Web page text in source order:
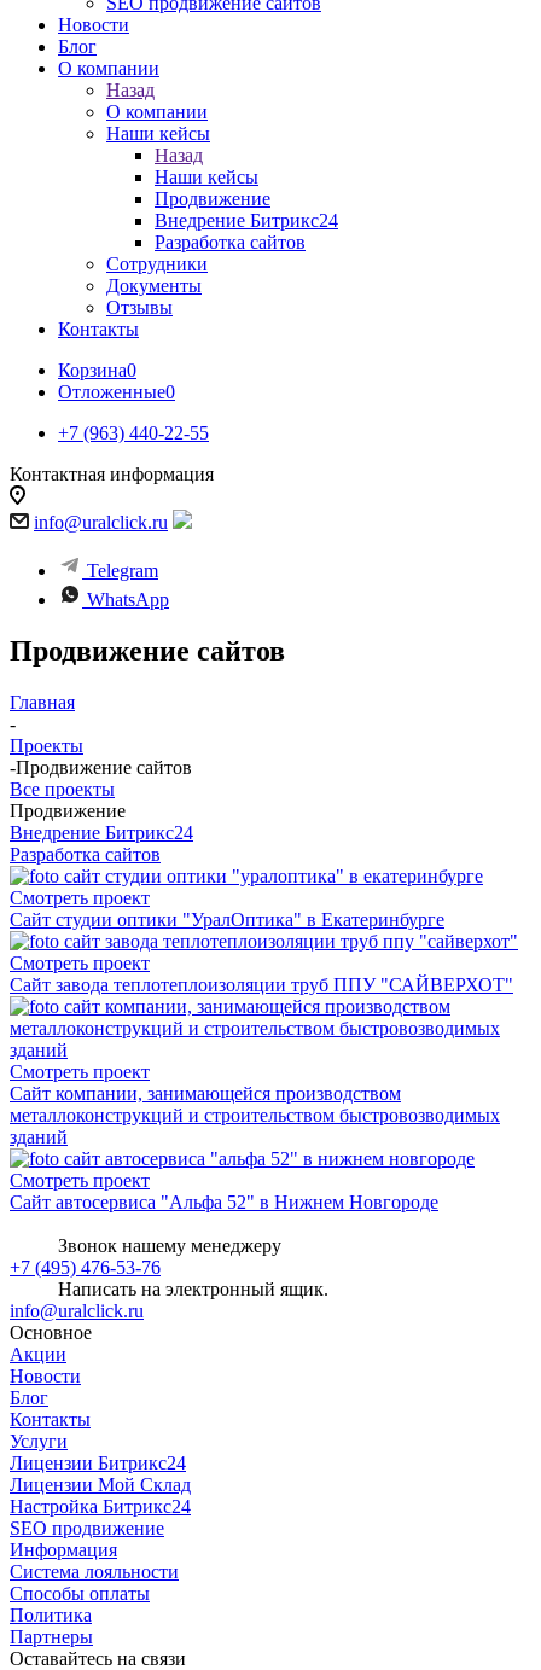
Новости
Блог
О компании
Назад
О компании
Наши кейсы
Назад
Наши кейсы
Продвижение
Внедрение Битрикс24
Разработка сайтов
Сотрудники
Документы
Отзывы
Контакты
Корзина0
Отложенные0
+7 (963) 440-22-55
Контактная информация
info@uralclick.ru
Telegram
WhatsApp
Продвижение сайтов
Главная
-
Проекты
-Продвижение сайтов
Все проекты
Продвижение
Внедрение Битрикс24
Разработка сайтов
Смотреть проект
Сайт студии оптики "УралОптика" в Екатеринбурге
Смотреть проект
Сайт завода теплотеплоизоляции труб ППУ "САЙВЕРХОТ"
Смотреть проект
Сайт компании, занимающейся производством
металлоконструкций и строительством быстровозводимых
зданий
Смотреть проект
Сайт автосервиса "Альфа 52" в Нижнем Новгороде
Звонок нашему менеджеру
+7 (495) 476-53-76
Написать на электронный ящик.
info@uralclick.ru
Основное
Акции
Новости
Блог
Контакты
Услуги
Лицензии Битрикс24
Лицензии Мой Склад
Настройка Битрикс24
SEO продвижение
Информация
Система лояльности
Способы оплаты
Политика
Партнеры
Оставайтесь на связи